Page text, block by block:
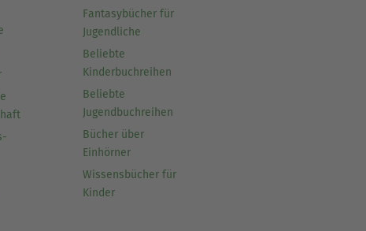
Fantasybücher für
Jugendliche
Beliebte
Kinderbuchreihen
Beliebte
Jugendbuchreihen
Bücher über
Einhörner
Wissensbücher für
Kinder